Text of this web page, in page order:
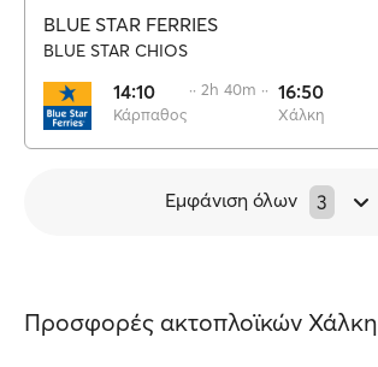
BLUE STAR FERRIES
BLUE STAR CHIOS
14:10
Κάρπαθος
·· 2h 40m ·· 16:50
Χάλκη
Εμφάνιση όλων 3
Προσφορές ακτοπλοϊκών Χάλκη